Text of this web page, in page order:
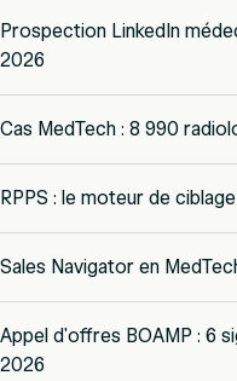
Prospection LinkedIn
2026
Cas MedTech : 8 990
RPPS : le moteur de
Sales Navigator en
Appel d'offres BOAMP : 6
2026